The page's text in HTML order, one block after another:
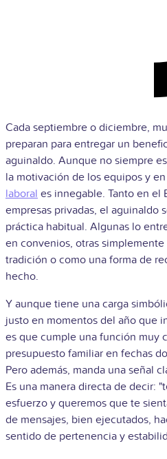
Cada septiembre o diciembre,
preparan para entregar un
aguinaldo. Aunque no siempre
la motivación de los equipos y
laboral es innegable. Tanto en el
empresas privadas, el aguinaldo
práctica habitual. Algunas lo
en convenios, otras
tradición o como una forma de
hecho.
Y aunque tiene una carga
justo en momentos del año que
es que cumple una función muy
presupuesto familiar en fechas
Pero además, manda una señal
Es una manera directa de decir:
esfuerzo y queremos que te
de mensajes, bien ejecutados,
sentido de pertenencia y